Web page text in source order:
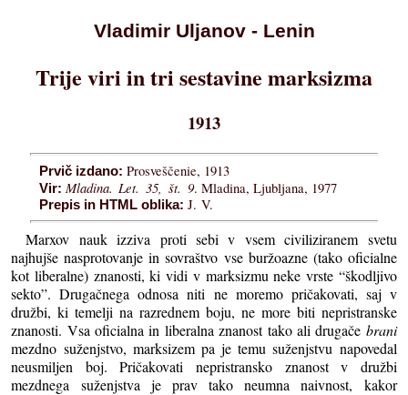
Vladimir Uljanov - Lenin
Trije viri in tri sestavine marksizma
1913
Prvič izdano: Prosveščenie, 1913
Vir: Mladina. Let. 35, št. 9. Mladina, Ljubljana, 1977
Prepis in HTML oblika: J. V.
Marxov nauk izziva proti sebi v vsem civiliziranem svetu
najhujše nasprotovanje in sovraštvo vse buržoazne (tako oficialne
kot liberalne) znanosti, ki vidi v marksizmu neke vrste “škodljivo
sekto”. Drugačnega odnosa niti ne moremo pričakovati, saj v
družbi, ki temelji na razrednem boju, ne more biti nepristranske
znanosti. Vsa oficialna in liberalna znanost tako ali drugače brani
mezdno suženjstvo, marksizem pa je temu suženjstvu napovedal
neusmiljen boj. Pričakovati nepristransko znanost v družbi
mezdnega suženjstva je prav tako neumna naivnost, kakor